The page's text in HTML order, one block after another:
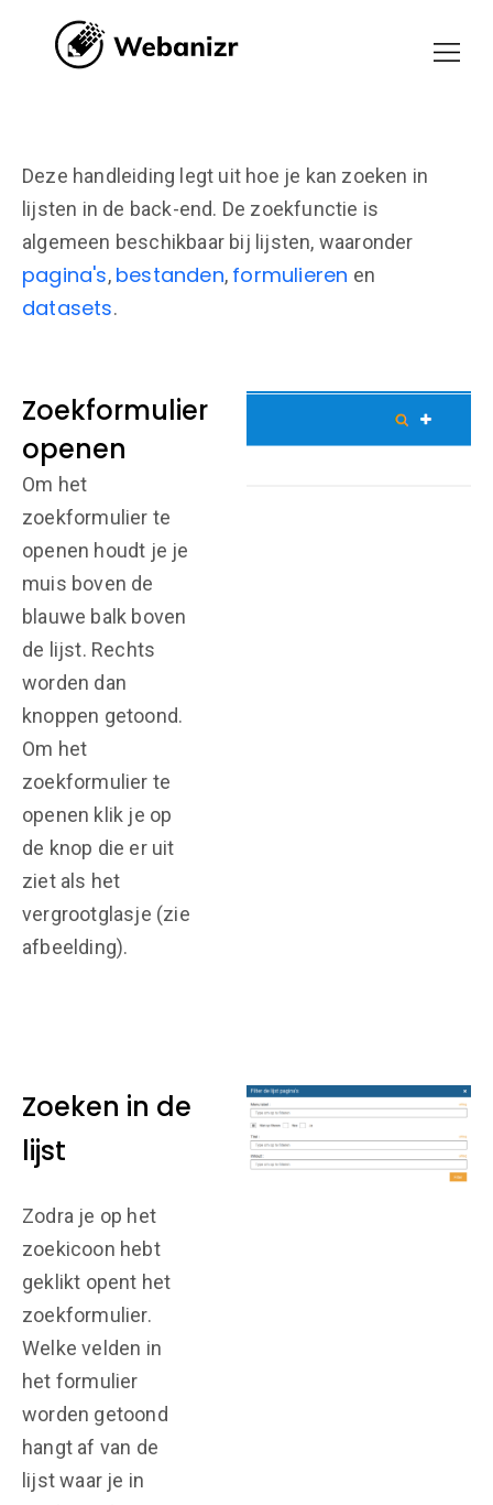
Deze handleiding legt uit hoe je kan zoeken in
lijsten in de back-end. De zoekfunctie is
algemeen beschikbaar bij lijsten, waaronder
pagina's, bestanden, formulieren en
datasets.
Zoekformulier
openen
Om het
zoekformulier te
openen houdt je je
muis boven de
blauwe balk boven
de lijst. Rechts
worden dan
knoppen getoond.
Om het
zoekformulier te
openen klik je op
de knop die er uit
ziet als het
vergrootglasje (zie
afbeelding).
Zoeken in de
lijst
Zodra je op het
zoekicoon hebt
geklikt opent het
zoekformulier.
Welke velden in
het formulier
worden getoond
hangt af van de
lijst waar je in